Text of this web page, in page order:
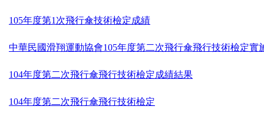
105年度第1次飛行傘技術檢定成績
中華民國滑翔運動協會105年度第二次飛行傘飛行技術檢定實
104年度第二次飛行傘飛行技術檢定成績結果
104年度第二次飛行傘飛行技術檢定